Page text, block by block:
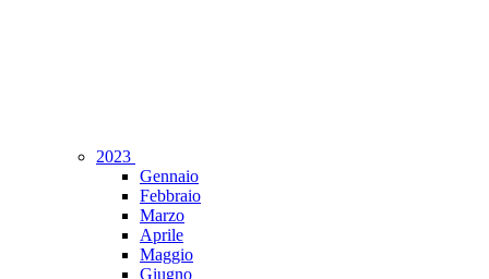
2023
Gennaio
Febbraio
Marzo
Aprile
Maggio
Giugno